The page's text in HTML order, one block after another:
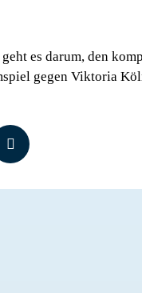
es darum, den
gegen Viktoria